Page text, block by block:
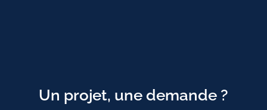
Un projet, une demande ?